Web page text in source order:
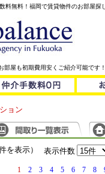
料無料！福岡で賃貸物件のお部屋探
部屋も初期費用安くご紹介可能です
ョン
を表示） 表示件数
1 2 3 4 5 6 7 8